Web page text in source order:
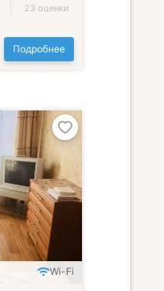
23 оценки
Подробнее
Wi-Fi